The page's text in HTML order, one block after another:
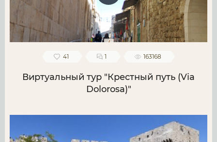
41 1 163168
Виртуальный тур "Крестный путь (Via
Dolorosa)"